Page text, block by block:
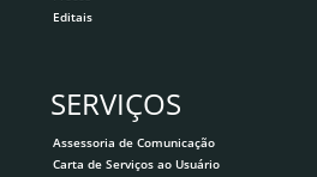
Editais
SERVIÇOS
Assessoria de Comunicação
Carta de Serviços ao Usuário